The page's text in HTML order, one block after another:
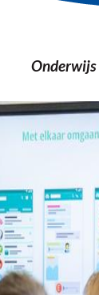
Onderwijs